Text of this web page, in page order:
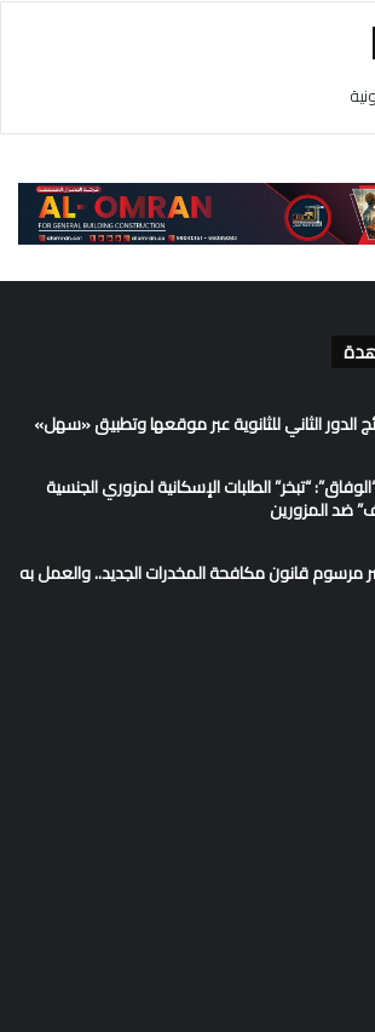
الدور الثاني للثانوية عبر موقعها وتطبيق «سهل»
“تبخر” الطلبات الإسكانية لمزوري الجنسية
ضد المزورين
مرسوم قانون مكافحة المخدرات الجديد.. والعمل به